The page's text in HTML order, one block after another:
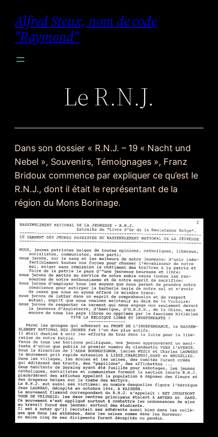
contenu
Alfred Steux, nom de code
"Raymond"
Le R.N.J.
Dans son dossier « R.N.J. – 19 « Nacht und
Nebel », Souvenirs, Témoignages », Franz
Bridoux commence par expliquer ce qu’est le
R.N.J., dont il était le représentant de la
région du Mons Borinage.